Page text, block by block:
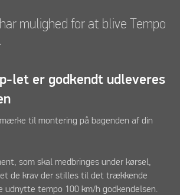
mulighed for at blive Tempo
let er godkendt udleveres
til montering på bagenden af din
som skal medbringes under kørsel,
de krav der stilles til det trækkende
udnytte tempo 100 km/h godkendelsen.